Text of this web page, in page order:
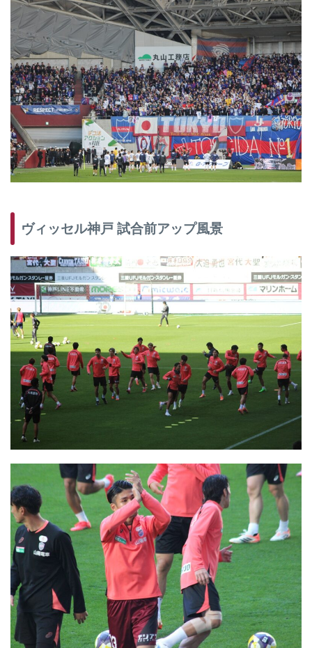
ヴィッセル神戸 試合前アップ風景